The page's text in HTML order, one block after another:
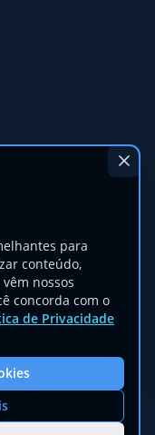
para
conteúdo,
nossos
concorda com o
de Privacidade